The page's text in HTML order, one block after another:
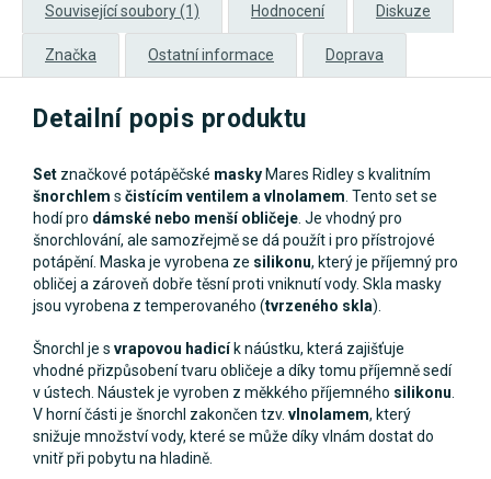
Související soubory (1) Hodnocení Diskuze
Značka Ostatní informace Doprava
Detailní popis produktu
Set značkové potápěčské masky Mares Ridley s kvalitním
šnorchlem s čistícím ventilem a vlnolamem . Tento set se
hodí pro dámské nebo menší obličeje . Je vhodný pro
šnorchlování, ale samozřejmě se dá použít i pro přístrojové
potápění. Maska je vyrobena ze silikonu, který je příjemný pro
obličej a zároveň dobře těsní proti vniknutí vody. Skla masky
jsou vyrobena z temperovaného (tvrzeného skla).
Šnorchl je s vrapovou hadicík náústku, která zajišťuje
vhodné přizpůsobení tvaru obličeje a díky tomu příjemně sedí
v ústech. Náustek je vyroben z měkkého příjemného silikonu
V horní části je šnorchl zakončen tzv. vlnolamem, který
snižuje množství vody, které se může díky vlnám dostat do
vnitř při pobytu na hladině.